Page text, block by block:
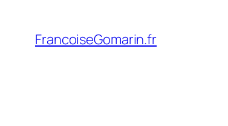
contenu
FrancoiseGomarin.fr